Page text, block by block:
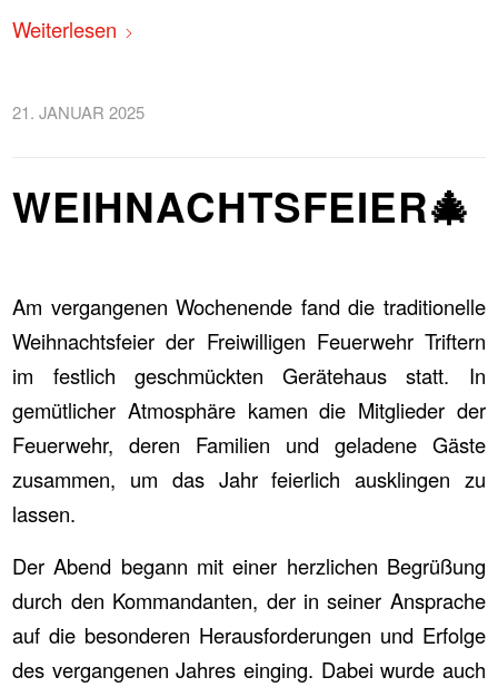
Weiterlesen
21. JANUAR 2025
WEIHNACHTSFEIER🎄
Am vergangenen Wochenende fand die traditionelle
Weihnachtsfeier der Freiwilligen Feuerwehr Triftern
im festlich geschmückten Gerätehaus statt. In
gemütlicher Atmosphäre kamen die Mitglieder der
Feuerwehr, deren Familien und geladene Gäste
zusammen, um das Jahr feierlich ausklingen zu
lassen.
Der Abend begann mit einer herzlichen Begrüßung
durch den Kommandanten, der in seiner Ansprache
auf die besonderen Herausforderungen und Erfolge
des vergangenen Jahres einging. Dabei wurde auch